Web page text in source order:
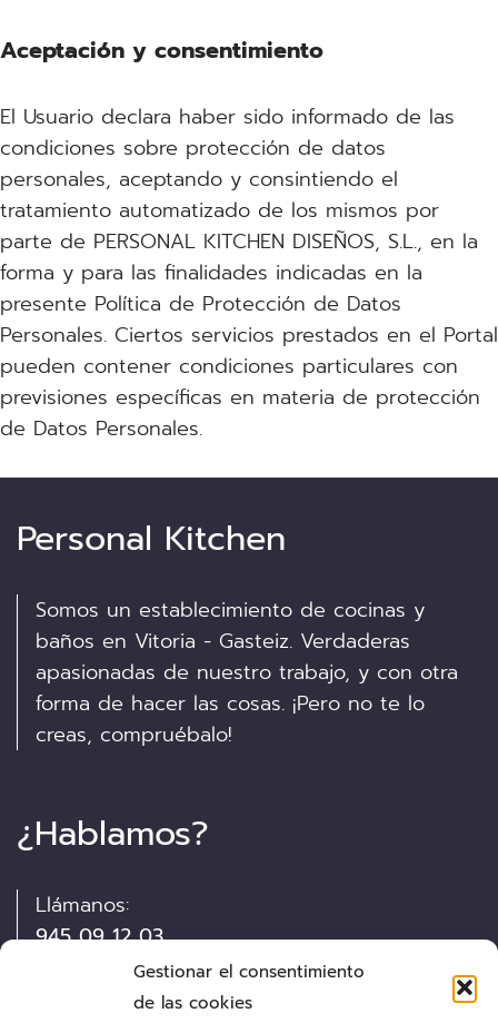
Gestionar el consentimiento
de las cookies
Aceptación y consentimiento
El Usuario declara haber sido informado de las
condiciones sobre protección de datos
personales, aceptando y consintiendo el
tratamiento automatizado de los mismos por
parte de PERSONAL KITCHEN DISEÑOS, S.L., en la
forma y para las finalidades indicadas en la
presente Política de Protección de Datos
Personales. Ciertos servicios prestados en el Portal
pueden contener condiciones particulares con
previsiones específicas en materia de protección
de Datos Personales.
Personal Kitchen
Somos un establecimiento de cocinas y
baños en Vitoria - Gasteiz. Verdaderas
apasionadas de nuestro trabajo, y con otra
forma de hacer las cosas. ¡Pero no te lo
creas, compruébalo!
¿Hablamos?
Llámanos:
945 09 12 03